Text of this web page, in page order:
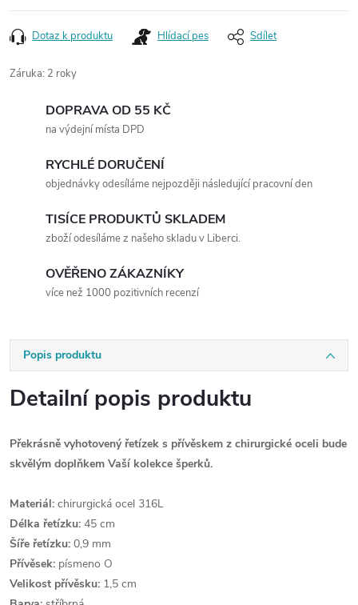
Dotaz k produktu Hlídací pes Sdílet
Záruka: 2 roky
DOPRAVA OD 55 KČ
na výdejní místa DPD
RYCHLÉ DORUČENÍ
objednávky odesíláme nejpozději následující pracovní den
TISÍCE PRODUKTŮ SKLADEM
zboží odesíláme z našeho skladu v Liberci.
OVĚŘENO ZÁKAZNÍKY
více než 1000 pozitivních recenzí
Popis produktu
Detailní popis produktu
Překrásně vyhotovený řetízek s přívěskem z chirurgické oceli bude
skvělým doplňkem Vaší kolekce šperků.
Materiál: chirurgická ocel 316L
Délka řetízku: 45 cm
Šíře řetízku: 0,9 mm
Přívěsek: písmeno O
Velikost přívěsku: 1,5 cm